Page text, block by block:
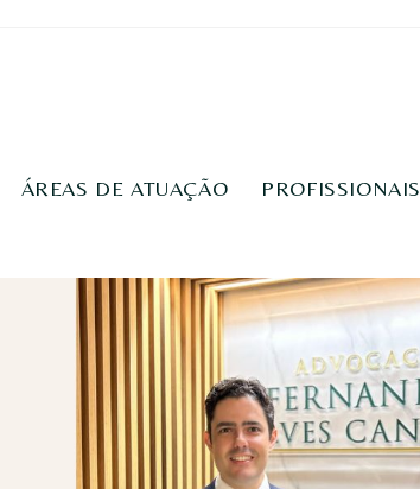
ÁREAS DE ATUAÇÃO PROFISSIONAIS